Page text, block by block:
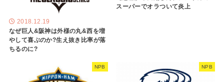
2018.12.19
なぜ巨人&阪神は外様の丸&西を増
やして喜ぶのか?生え抜き比率が落
ちるのに?
スーパーでオラついて炎上
NPB NPB